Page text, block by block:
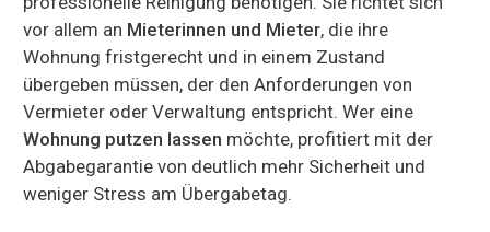
vor allem an Mieterinnen und Mieter, die ihre
Wohnung fristgerecht und in einem Zustand
übergeben müssen, der den Anforderungen von
Vermieter oder Verwaltung entspricht. Wer eine
Wohnung putzen lassen möchte, profitiert mit der
Abgabegarantie von deutlich mehr Sicherheit und
weniger Stress am Übergabetag.